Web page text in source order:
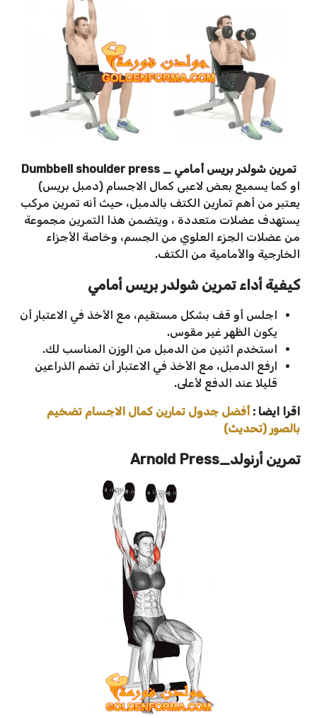
تمرين شولدر بريس أمامي _ Dumbbell shoulder press
او كما يسميع بعض لاعبى كمال الاجسام (دمبل بريس)
يعتبر من أهم تمارين الكتف بالدمبل، حيث أنه تمرين مركب
يستهدف عضلات متعددة ، ويتضمن هذا التمرين مجموعة
من عضلات الجزء العلوي من الجسم، وخاصة الأجزاء
الخارجية والأمامية من الكتف.
كيفية أداءتمرين شولدر بريس أمامي
اجلس أو قف بشكل مستقيم، مع الأخذ في الاعتبار أن
يكون الظهر غير مقوس.
استخدم اثنين من الدمبل من الوزن المناسب لك.
ارفع الدمبل، مع الأخذ في الاعتبار أن تضم الذراعين
قليلا عند الدفع لأعلى.
اقرا ايضا : أفضل جدول تمارين كمال الاجسام تضخيم
بالصور (تحديث)
تمرين أرنولد_Arnold Press